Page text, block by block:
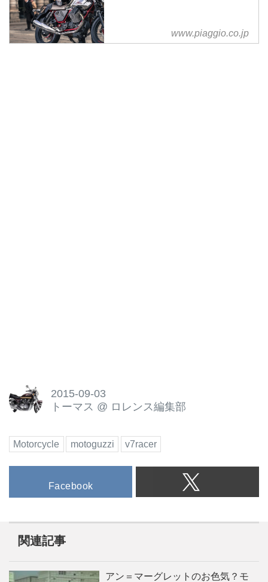
供してまいります。www.piaggio.co.jp
2015-09-03
トーマス @ ロレンス編集部
Motorcycle motoguzzi v7racer
Facebook
関連記事
アン＝マーグレットのお色気？モ